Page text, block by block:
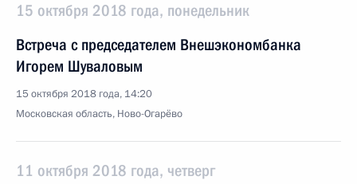
15 октября 2018 года, понедельник
Встреча с председателем Внешэкономбанка
Игорем Шуваловым
15 октября 2018 года, 14:20
Московская область, Ново-Огарёво
11 октября 2018 года, четверг